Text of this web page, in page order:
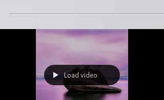
l’Inde....
Load video